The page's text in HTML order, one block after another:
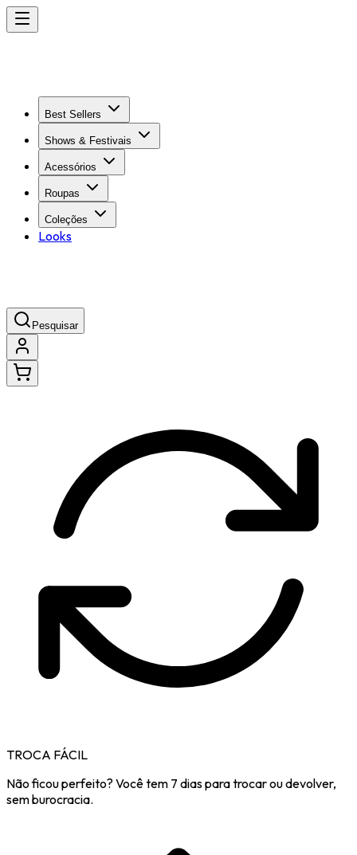
Best Sellers
Shows & Festivais
Acessórios
Roupas
Coleções
Looks
Pesquisar
TROCA FÁCIL
Não ficou perfeito? Você tem 7 dias para trocar ou devolver,
sem burocracia.